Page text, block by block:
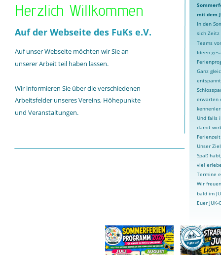
Herzlich Willkommen
Auf der Webseite des FuKs e.V.
Auf unser Webseite möchten wir Sie an
unserer Arbeit teil haben lassen.
Wir informieren Sie über die verschiedenen
Arbeitsfelder unseres Vereins, Höhepunkte
und Veranstaltungen.
mit dem
In den
sich Zeitz
Teams
Ideen
Ganz
erwarten
Und falls
damit
Unser
Spaß
viel
Termine
Wir
bald im
Euer